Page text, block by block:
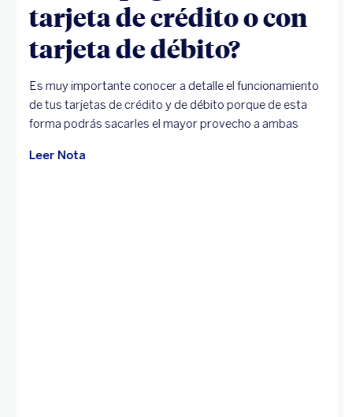
tarjeta de crédito o con
tarjeta de débito?
Es muy importante conocer a detalle el funcionamiento
de tus tarjetas de crédito y de débito porque de esta
forma podrás sacarles el mayor provecho a ambas
Leer Nota